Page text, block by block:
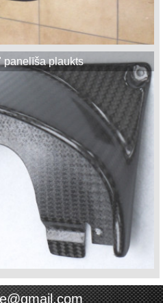
panelīša plaukts